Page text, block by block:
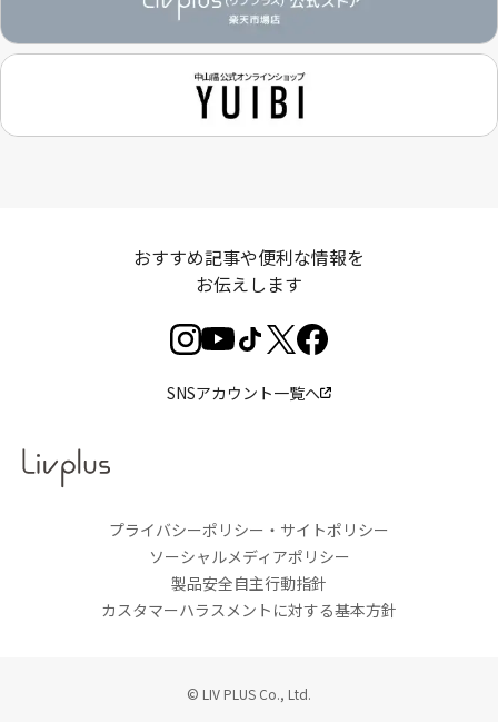
おすすめ記事や便利な情報を
お伝えします
SNSアカウント一覧へ
プライバシーポリシー・サイトポリシー
ソーシャルメディアポリシー
製品安全自主行動指針
カスタマーハラスメントに対する基本方針
© LIV PLUS Co., Ltd.